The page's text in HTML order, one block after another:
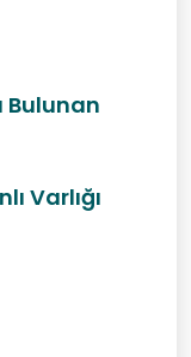
Bulunan
Varlığı